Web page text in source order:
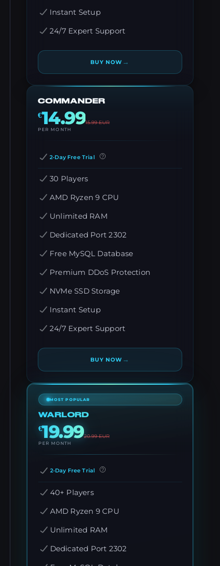
Instant Setup
24/7 Expert Support
BUY NOW →
COMMANDER
€14.9915.99EUR
PER MONTH
2-Day Free Trial
30 Players
AMD Ryzen 9 CPU
Unlimited RAM
Dedicated Port 2302
Free MySQL Database
Premium DDoS Protection
NVMe SSD Storage
Instant Setup
24/7 Expert Support
BUY NOW →
MOST POPULAR
WARLORD
€19.9920.99EUR
PER MONTH
2-Day Free Trial
40+ Players
AMD Ryzen 9 CPU
Unlimited RAM
Dedicated Port 2302